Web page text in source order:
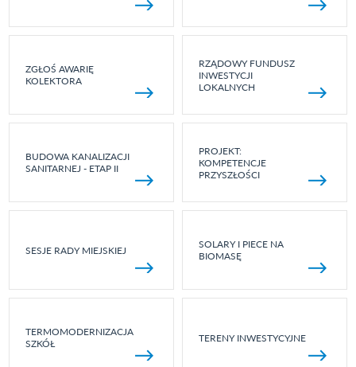
ZGŁOŚ AWARIĘ
KOLEKTORA
RZĄDOWY FUNDUSZ
INWESTYCJI
LOKALNYCH
BUDOWA KANALIZACJI
SANITARNEJ - ETAP II
PROJEKT:
KOMPETENCJE
PRZYSZŁOŚCI
SESJE RADY MIEJSKIEJ
SOLARY I PIECE NA
BIOMASĘ
TERMOMODERNIZACJA
SZKÓŁ
TERENY INWESTYCYJNE